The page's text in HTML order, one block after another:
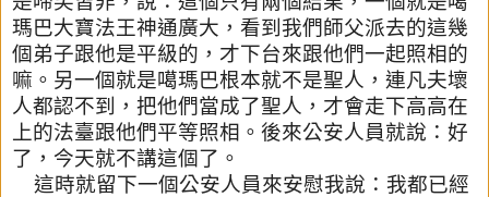
瑪巴大寶法王神通廣大， 看到我們師父派去的這幾
個弟子跟他是平級的，才下台來跟他們一起照相的
嘛。另一個就是噶瑪巴根本就不是聖人，連凡夫壞
人都認不到 ，把他們當成了聖人，才會走下高高在
上的法臺跟他們平等照相。 後來公安人員就說：好
了，今天就不講這個了。
這時就留下一個公安人員來安慰我說：我都已經